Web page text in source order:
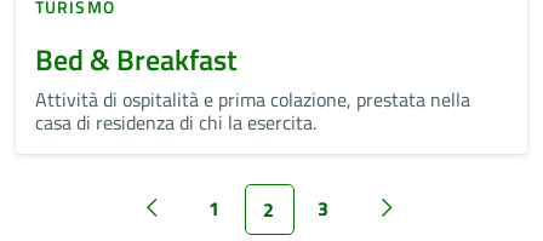
TURISMO
Bed & Breakfast
Attività di ospitalità e prima colazione, prestata nella
casa di residenza di chi la esercita.
1 2 3